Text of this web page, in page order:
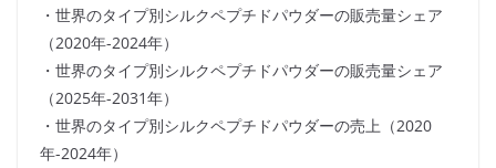
・世界のタイプ別シルクペプチドパウダーの販売量シェア
（2020年-2024年）
・世界のタイプ別シルクペプチドパウダーの販売量シェア
（2025年-2031年）
・世界のタイプ別シルクペプチドパウダーの売上（2020
年-2024年）